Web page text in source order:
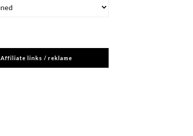
Affiliate links / reklame